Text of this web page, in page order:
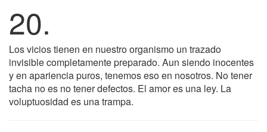
20.
Los vicios tienen en nuestro organismo un trazado
invisible completamente preparado. Aun siendo inocentes
y en apariencia puros, tenemos eso en nosotros. No tener
tacha no es no tener defectos. El amor es una ley. La
voluptuosidad es una trampa.